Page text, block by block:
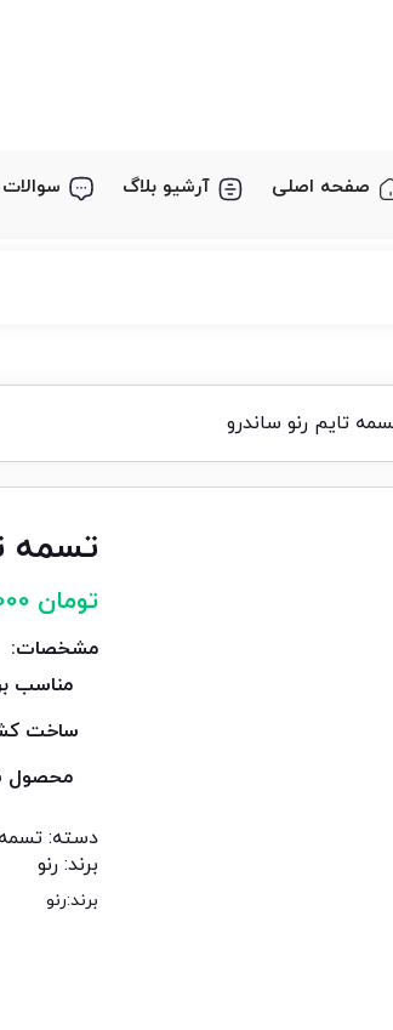
صفحه اصلی آرشیو بلاگ
تایم رنو ساندرو
تسمه
تومان
مشخصات:
مناسب
ساخت
محصول
دسته:
برند: رنو
برند:رنو